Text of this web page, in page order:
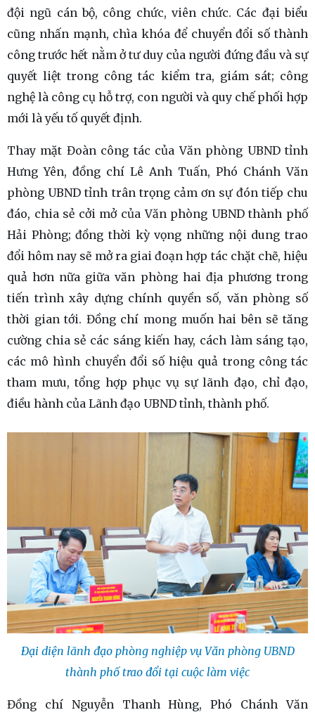
đội ngũ cán bộ, công chức, viên chức. Các đại biểu
cũng nhấn mạnh, chìa khóa để chuyển đổi số thành
công trước hết nằm ở tư duy của người đứng đầu và sự
quyết liệt trong công tác kiểm tra, giám sát; công
nghệ là công cụ hỗ trợ, con người và quy chế phối hợp
mới là yếu tố quyết định.
Thay mặt Đoàn công tác của Văn phòng UBND tỉnh
Hưng Yên, đồng chí Lê Anh Tuấn, Phó Chánh Văn
phòng UBND tỉnh trân trọng cảm ơn sự đón tiếp chu
đáo, chia sẻ cởi mở của Văn phòng UBND thành phố
Hải Phòng; đồng thời kỳ vọng những nội dung trao
đổi hôm nay sẽ mở ra giai đoạn hợp tác chặt chẽ, hiệu
quả hơn nữa giữa văn phòng hai địa phương trong
tiến trình xây dựng chính quyền số, văn phòng số
thời gian tới. Đồng chí mong muốn hai bên sẽ tăng
cường chia sẻ các sáng kiến hay, cách làm sáng tạo,
các mô hình chuyển đổi số hiệu quả trong công tác
tham mưu, tổng hợp phục vụ sự lãnh đạo, chỉ đạo,
điều hành của Lãnh đạo UBND tỉnh, thành phố.
Đại diện lãnh đạo phòng nghiệp vụ Văn phòng UBND
thành phố trao đổi tại cuộc làm việc
Đồng chí Nguyễn Thanh Hùng, Phó Chánh Văn